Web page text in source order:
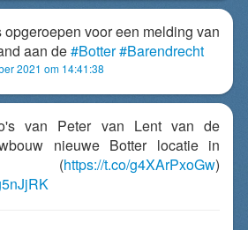
voor een melding van
aan de#Botter#Barendrecht
2021 om 14:41:38
van Peter van Lent van de
nieuwe Botter locatie in
https://t.co/g4XArPxoGw)